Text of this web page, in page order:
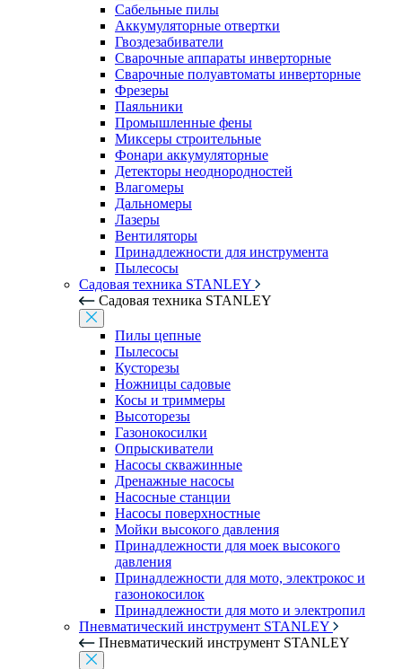
Сабельные пилы
Аккумуляторные отвертки
Гвоздезабиватели
Сварочные аппараты инверторные
Сварочные полуавтоматы инверторные
Фрезеры
Паяльники
Промышленные фены
Миксеры строительные
Фонари аккумуляторные
Детекторы неоднородностей
Влагомеры
Дальномеры
Лазеры
Вентиляторы
Принадлежности для инструмента
Пылесосы
Садовая техника STANLEY
Садовая техника STANLEY
Пилы цепные
Пылесосы
Кусторезы
Ножницы садовые
Косы и триммеры
Высоторезы
Газонокосилки
Опрыскиватели
Насосы скважинные
Дренажные насосы
Насосные станции
Насосы поверхностные
Мойки высокого давления
Принадлежности для моек высокого
давления
Принадлежности для мото, электрокос и
газонокосилок
Принадлежности для мото и электропил
Пневматический инструмент STANLEY
Пневматический инструмент STANLEY